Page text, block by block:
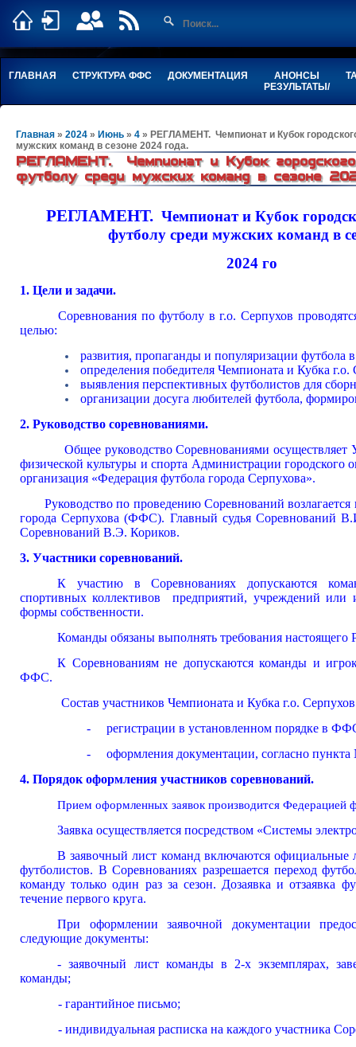
ГЛАВНАЯ СТРУКТУРА ФФС ДОКУМЕНТАЦИЯ
АНОНСЫ
РЕЗУЛЬТАТЫ/
Главная » 2024 » Июнь » 4 » РЕГЛАМЕНТ. Чемпионат и Кубок
мужских команд в сезоне 2024 года.
РЕГЛАМЕНТ. Чемпионат и Кубок
футболу среди мужских команд в сезоне
РЕГЛАМЕНТ. Чемпионат и Кубок
футболу среди мужских команд в
2024 го
1. Цели и задачи.
Соревнования по футболу в г.о. Серпухов
целью:
развития, пропаганды и популяризации футбола
определения победителя Чемпионата и Кубка г.о.
выявления перспективных футболистов для
организации досуга любителей футбола,
2. Руководство соревнованиями.
Общее руководство Соревнованиями осуществляет
физической культуры и спорта Администрации
организация «Федерация футбола города Серпухова».
Руководство по проведению Соревнований возлагается
города Серпухова (ФФС). Главный судья Соревнований
Соревнований В.Э. Кориков.
3. Участники соревнований.
К участию в Соревнованиях допускаются
спортивных коллективов предприятий, учреждений или
формы собственности.
Команды обязаны выполнять требования настоящего
К Соревнованиям не допускаются команды и
ФФС.
Состав участников Чемпионата и Кубка г.о. Серпухов
- регистрации в установленном порядке в
- оформления документации, согласно пункта № 4
4. Порядок оформления участников соревнований.
Прием оформленных заявок производится Федерацией
Заявка осуществляется посредством «Системы
В заявочный лист команд включаются
футболистов. В Соревнованиях разрешается
команду только один раз за сезон. Дозаявка и
течение первого круга.
При оформлении заявочной документации
следующие документы:
- заявочный лист команды в 2-х экземплярах,
команды;
- гарантийное письмо;
- индивидуальная расписка на каждого участника